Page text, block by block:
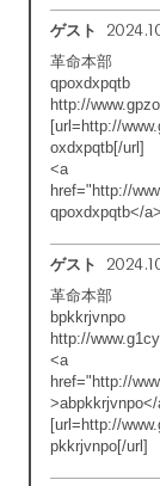
ゲスト
革命本部
qpoxdxpqtb
http://
[url=http://
oxdxpqtb[/url]
<a
href="http://
qpoxdxpqtb</a>
ゲスト
革命本部
bpkkrjvnpo
http://
<a
href="http://
>abpkkrjvnpo</
[url=http://
pkkrjvnpo[/url]